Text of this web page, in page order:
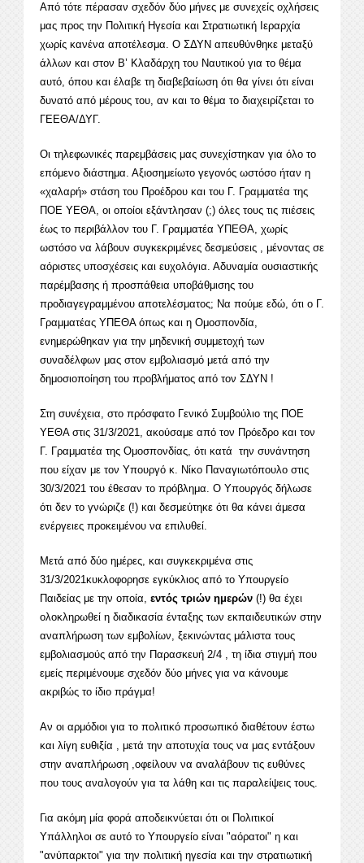
Από τότε πέρασαν σχεδόν δύο μήνες με συνεχείς οχλήσεις
μας προς την Πολιτική Ηγεσία και Στρατιωτική Ιεραρχία
χωρίς κανένα αποτέλεσμα. Ο ΣΔΥΝ απευθύνθηκε μεταξύ
άλλων και στον Β’ Κλαδάρχη του Ναυτικού για το θέμα
αυτό, όπου και έλαβε τη διαβεβαίωση ότι θα γίνει ότι είναι
δυνατό από μέρους του, αν και το θέμα το διαχειρίζεται το
ΓΕΕΘΑ/ΔΥΓ.
Οι τηλεφωνικές παρεμβάσεις μας συνεχίστηκαν για όλο το
επόμενο διάστημα. Αξιοσημείωτο γεγονός ωστόσο ήταν η
«χαλαρή» στάση του Προέδρου και του Γ. Γραμματέα της
ΠΟΕ ΥΕΘΑ, οι οποίοι εξάντλησαν (;) όλες τους τις πιέσεις
έως το περιβάλλον του Γ. Γραμματέα ΥΠΕΘΑ, χωρίς
ωστόσο να λάβουν συγκεκριμένες δεσμεύσεις , μένοντας σε
αόριστες υποσχέσεις και ευχολόγια. Αδυναμία ουσιαστικής
παρέμβασης ή προσπάθεια υποβάθμισης του
προδιαγεγραμμένου αποτελέσματος; Να πούμε εδώ, ότι ο Γ.
Γραμματέας ΥΠΕΘΑ όπως και η Ομοσπονδία,
ενημερώθηκαν για την μηδενική συμμετοχή των
συναδέλφων μας στον εμβολιασμό μετά από την
δημοσιοποίηση του προβλήματος από τον ΣΔΥΝ !
Στη συνέχεια, στο πρόσφατο Γενικό Συμβούλιο της ΠΟΕ
ΥΕΘΑ στις 31/3/2021, ακούσαμε από τον Πρόεδρο και τον
Γ. Γραμματέα της Ομοσπονδίας, ότι κατά την συνάντηση
που είχαν με τον Υπουργό κ. Νίκο Παναγιωτόπουλο στις
30/3/2021 του έθεσαν το πρόβλημα. Ο Υπουργός δήλωσε
ότι δεν το γνώριζε (!) και δεσμεύτηκε ότι θα κάνει άμεσα
ενέργειες προκειμένου να επιλυθεί.
Μετά από δύο ημέρες, και συγκεκριμένα στις
31/3/2021κυκλοφορησε εγκύκλιος από το Υπουργείο
Παιδείας με την οποία, εντός τριών ημερών (!) θα έχει
ολοκληρωθεί η διαδικασία ένταξης των εκπαιδευτικών στην
αναπλήρωση των εμβολίων, ξεκινώντας μάλιστα τους
εμβολιασμούς από την Παρασκευή 2/4 , τη ίδια στιγμή που
εμείς περιμένουμε σχεδόν δύο μήνες για να κάνουμε
ακριβώς το ίδιο πράγμα!
Αν οι αρμόδιοι για το πολιτικό προσωπικό διαθέτουν έστω
και λίγη ευθιξία , μετά την αποτυχία τους να μας εντάξουν
στην αναπλήρωση ,οφείλουν να αναλάβουν τις ευθύνες
που τους αναλογούν για τα λάθη και τις παραλείψεις τους.
Για ακόμη μία φορά αποδεικνύεται ότι οι Πολιτικοί
Υπάλληλοι σε αυτό το Υπουργείο είναι "αόρατοι" η και
"ανύπαρκτοι" για την πολιτική ηγεσία και την στρατιωτική